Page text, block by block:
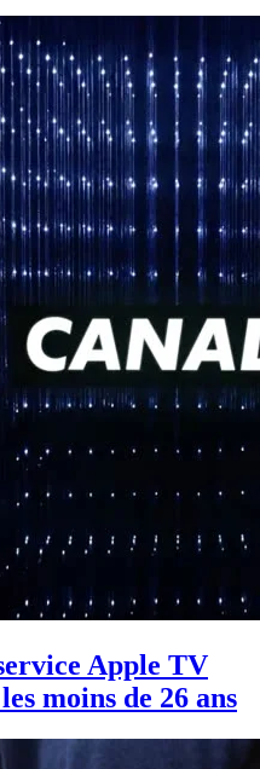
Apple TV
moins de 26 ans